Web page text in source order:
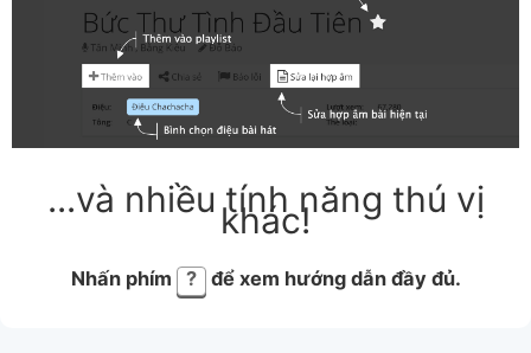
...và nhiều tính năng thú vị
khác!
Nhấn phím ? để xem hướng dẫn đầy đủ.